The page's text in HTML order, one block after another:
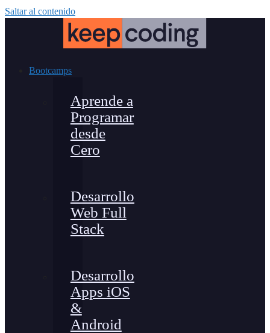
Saltar al contenido
Bootcamps
Aprende a
Programar
desde
Cero
Desarrollo
Web Full
Stack
Desarrollo
Apps iOS
&
Android